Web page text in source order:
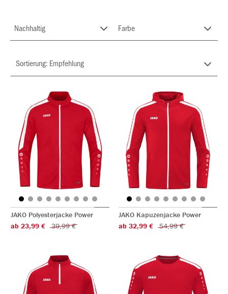
Nachhaltig Farbe
JAKO Polyesterjacke Power
ab 23,99 €
39,99 €
JAKO Kapuzenjacke Power
ab 32,99 €
54,99 €